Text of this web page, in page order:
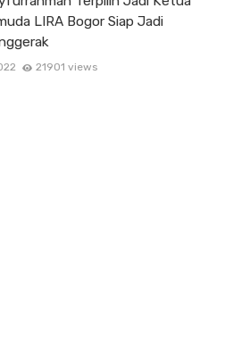
LIRA Bogor Siap Jadi
21901 views